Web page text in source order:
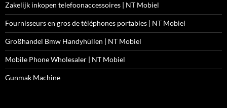
Zakelijk inkopen telefoonaccessoires | NT Mobiel
Fournisseurs en gros de téléphones portables | NT Mobiel
Großhandel Bmw Handyhüllen | NT Mobiel
Mobile Phone Wholesaler | NT Mobiel
Gunmak Machine